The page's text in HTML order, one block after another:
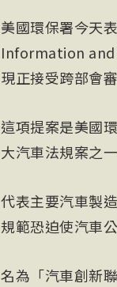
美國環保署今天
Information and
現正接受跨部會
這項提案是美國
大汽車法規案之
代表主要汽車製
規範恐迫使汽車
名為「汽車創新